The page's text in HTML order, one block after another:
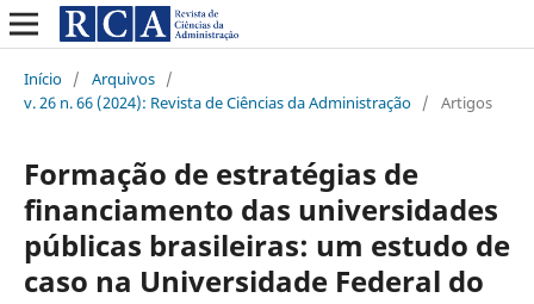
Início / Arquivos /
v. 26 n. 66 (2024): Revista de Ciências da Administração / Artigos
Formação de estratégias de
financiamento das universidades
públicas brasileiras: um estudo de
caso na Universidade Federal do